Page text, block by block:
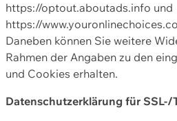
https://optout.aboutads.info und
https://
Daneben können Sie weitere
Rahmen der Angaben zu den
und Cookies erhalten.
Datenschutzerklärung für SSL-/